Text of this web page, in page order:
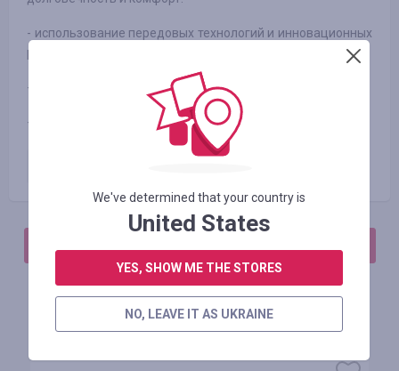
- использование передовых технологий и инновационных
решений.
- стильный и современный дизайн.
- удобные способы оплаты и доставки.
Похожие магазины
We've determined that your country is
United States
YES, SHOW ME THE STORES
NO, LEAVE IT AS UKRAINE